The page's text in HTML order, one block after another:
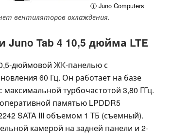
ⓘ Juno Computers
вентиляторов охлаждения.
Juno Tab 4 10,5 дюйма LTE
дюймовой ЖК-панелью с
60 Гц. Он работает на базе
турбочастотой 3,80 ГГц.
памятью LPDDR5
SATA III объемом 1 ТБ (съемный).
камерой на задней панели и 2-